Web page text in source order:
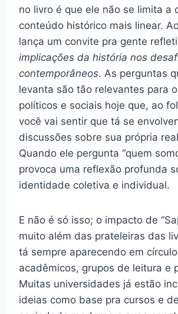
no livro é que ele não se limita a
conteúdo histórico mais linear.
lança um convite pra gente
implicações da história nos
contemporâneos. As perguntas
levanta são tão relevantes para
políticos e sociais hoje que, ao
você vai sentir que tá se
discussões sobre sua própria
Quando ele pergunta “quem
provoca uma reflexão profunda
identidade coletiva e individual.
E não é só isso; o impacto de
muito além das prateleiras das
tá sempre aparecendo em
acadêmicos, grupos de leitura e
Muitas universidades já estão
ideias como base pra cursos e